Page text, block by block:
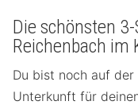
Die schönsten
Reichenbach im
Du bist noch auf der
Unterkunft für